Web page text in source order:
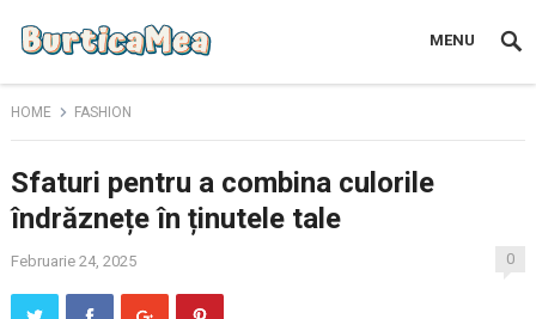
MENU
HOME FASHION
Sfaturi pentru a combina culorile
îndrăznețe în ținutele tale
Februarie 24, 2025 0